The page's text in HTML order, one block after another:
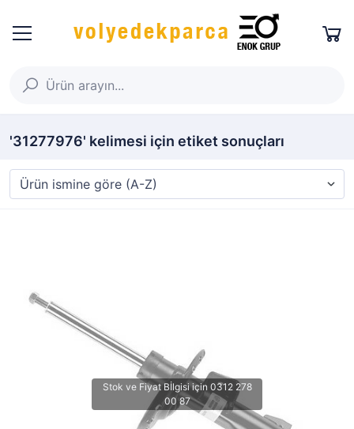
'31277976' kelimesi için etiket sonuçları